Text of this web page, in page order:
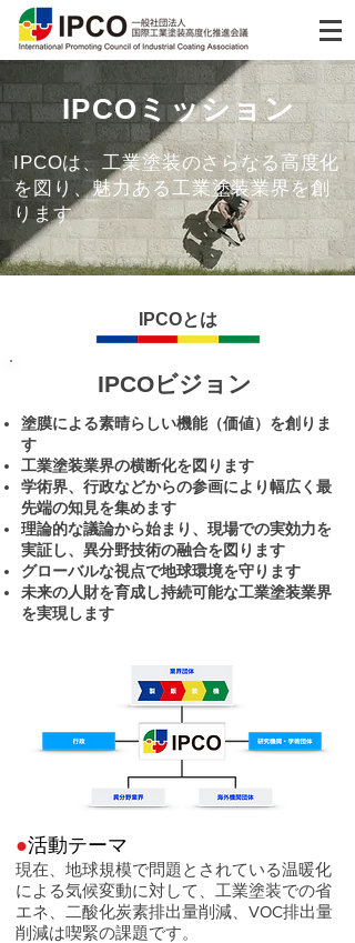
IPCOミッション
IPCOは、工業塗装のさらなる高度化
を図り、魅力ある工業塗装業界を創
ります
IPCOとは
IPCOビジョン
塗膜による素晴らしい機能（価値）を創りま
す
工業塗装業界の横断化を図ります
学術界、行政などからの参画により幅広く最
先端の知見を集めます
理論的な議論から始まり、現場での実効力を
実証し、異分野技術の融合を図ります
グローバルな視点で地球環境を守ります
未来の人財を育成し持続可能な工業塗装業界
を実現します
●活動テーマ
現在、地球規模で問題とされている温暖化
による気候変動に対して、工業塗装での省
エネ、二酸化炭素排出量削減、VOC排出量
削減は喫緊の課題です。